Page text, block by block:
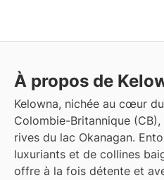
À propos de
Kelowna, nichée au cœur
Colombie-Britannique
rives du lac Okanagan.
luxuriants et de collines
offre à la fois détente et